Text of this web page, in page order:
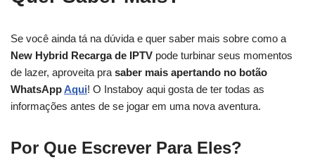
Se você ainda tá na dúvida e quer saber mais sobre como a
New Hybrid Recarga de IPTV pode turbinar seus momentos
de lazer, aproveita pra saber mais apertando no botão
WhatsAppAqui! O Instaboy aqui gosta de ter todas as
informações antes de se jogar em uma nova aventura.
Por Que Escrever Para Eles?